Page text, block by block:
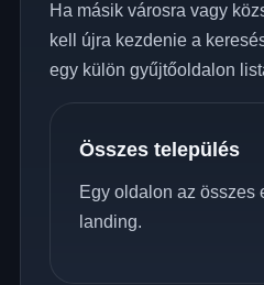
Ha másik városra vagy
kell újra kezdenie a
egy külön gyűjtőoldalon
Összes település
Egy oldalon az összes
landing.